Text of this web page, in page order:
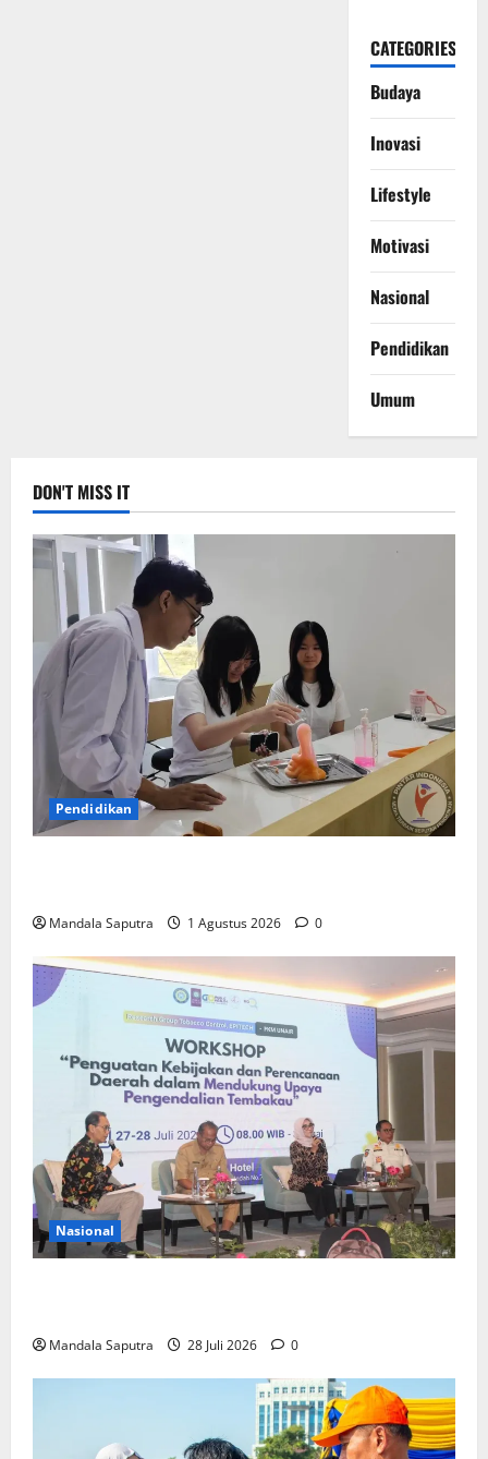
CATEGORIES
Budaya
Inovasi
Lifestyle
Motivasi
Nasional
Pendidikan
Umum
DON'T MISS IT
Pendidikan
Mandala Saputra 1 Agustus 2026 0
Nasional
Mandala Saputra 28 Juli 2026 0